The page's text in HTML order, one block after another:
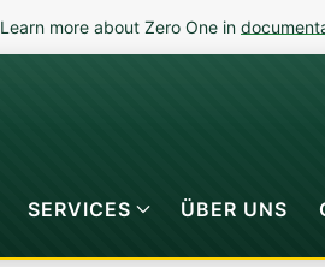
Learn more about Zero One in
SERVICES ÜBER UNS